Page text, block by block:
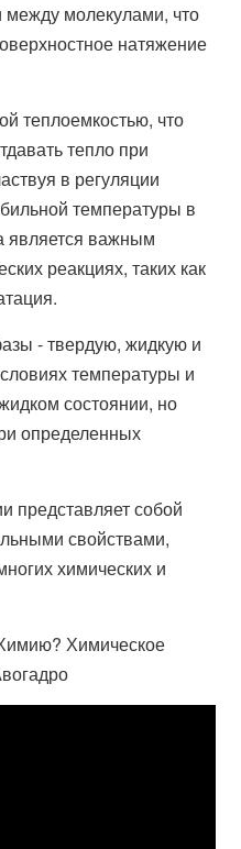
между молекулами, что
натяжение
теплоемкостью, что
тепло при
в регуляции
температуры в
является важным
реакциях, таких как
- твердую, жидкую и
температуры и
состоянии, но
определенных
представляет собой
свойствами,
химических и
Химическое